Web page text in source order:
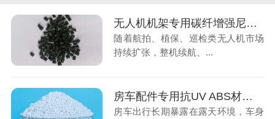
无人机机架专用碳纤增强尼龙，低空经济轻量化材料
随着航拍、植保、巡检类无人机市场
持续扩张，整机续航、...
房车配件专用抗UV ABS材料，解决户外老化褪色难题
房车出行长期暴露在露天环境，车身